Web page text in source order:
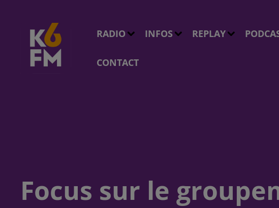
RADIO INFOS REPLAY
CONTACT
Focus sur le